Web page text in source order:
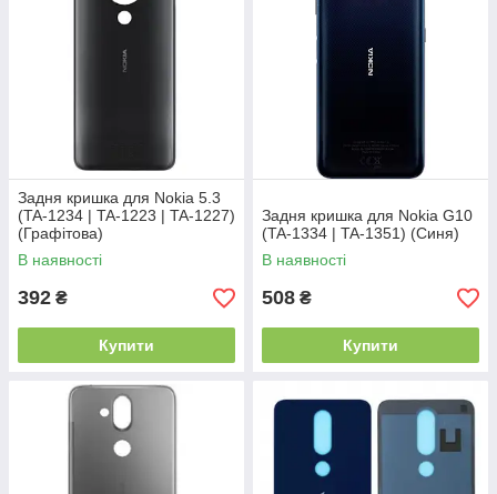
Задня кришка для Nokia 5.3
(TA-1234 | TA-1223 | TA-1227)
(Графітова)
В наявності
392 ₴
Купити
Задня кришка для Nokia G10
(TA-1334 | TA-1351) (Синя)
В наявності
508 ₴
Купити